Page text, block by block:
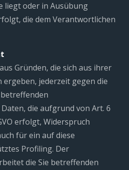
liegt oder in Ausübung
die dem Verantwortlichen
Gründen, die sich aus ihrer
jederzeit gegen die
die aufgrund von Art. 6
erfolgt, Widerspruch
für ein auf diese
Profiling. Der
die Sie betreffenden